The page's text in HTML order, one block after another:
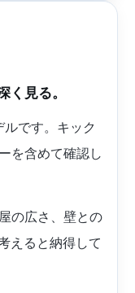
く見る。
です。キック
を含めて確認し
の広さ、壁との
えると納得して